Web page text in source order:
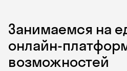
Занимаемся на
онлайн-
возможностей